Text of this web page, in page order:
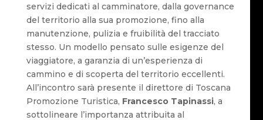
servizi dedicati al camminatore, dalla governance
del territorio alla sua promozione, fino alla
manutenzione, pulizia e fruibilità del tracciato
stesso. Un modello pensato sulle esigenze del
viaggiatore, a garanzia di un’esperienza di
cammino e di scoperta del territorio eccellenti.
All’incontro sarà presente il direttore di Toscana
Promozione Turistica, Francesco Tapinassi, a
sottolineare l’importanza attribuita al